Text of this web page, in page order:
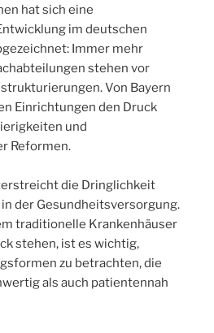
hat sich eine
im deutschen
Immer mehr
stehen vor
Von Bayern
Einrichtungen den Druck
und
Reformen.
die Dringlichkeit
der Gesundheitsversorgung.
traditionelle Krankenhäuser
stehen, ist es wichtig,
zu betrachten, die
als auch patientennah